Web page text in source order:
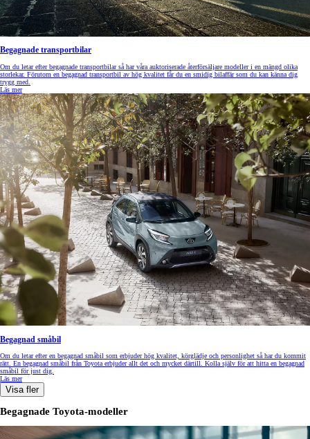
Begagnade transportbilar
Om du letar efter begagnade transportbilar så har våra auktoriserade återförsäljare modeller i en mängd olika
storlekar. Förutom en begagnad transportbil av hög kvalitet får du en smidig bilaffär som du kan känna dig
trygg med.
Läs mer
Begagnad småbil
Om du letar efter en begagnad småbil som erbjuder hög kvalitet, körglädje och personlighet så har du kommit
rätt. En begagnad småbil från Toyota erbjuder allt det och mycket därtill. Kolla själv för att hitta en begagnad
småbil för just dig.
Läs mer
Visa fler
Begagnade Toyota-modeller